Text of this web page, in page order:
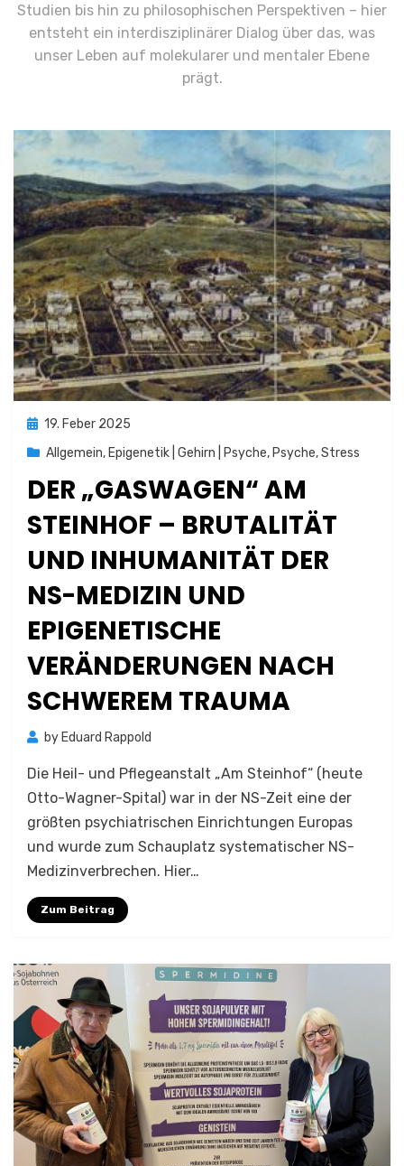
Studien bis hin zu philosophischen Perspektiven – hier
entsteht ein interdisziplinärer Dialog über das, was
unser Leben auf molekularer und mentaler Ebene
prägt.
Posted
19. Feber 2025
Allgemein, Epigenetik | Gehirn | Psyche, Psyche,Stress
DER „GASWAGEN“ AM
STEINHOF – BRUTALITÄT
UND INHUMANITÄT DER
NS-MEDIZIN UND
EPIGENETISCHE
VERÄNDERUNGEN NACH
SCHWEREM TRAUMA
by Eduard Rappold
Die Heil- und Pflegeanstalt „Am Steinhof“ (heute
Otto-Wagner-Spital) war in der NS-Zeit eine der
größten psychiatrischen Einrichtungen Europas
und wurde zum Schauplatz systematischer NS-
Medizinverbrechen. Hier…
Zum Beitrag